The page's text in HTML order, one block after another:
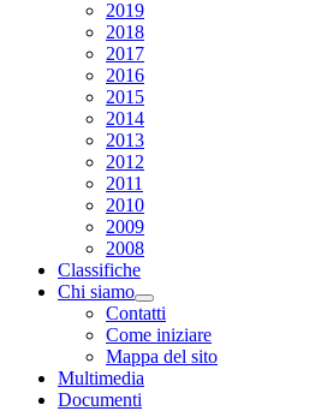
2019
2018
2017
2016
2015
2014
2013
2012
2011
2010
2009
2008
Classifiche
Chi siamo
Contatti
Come iniziare
Mappa del sito
Multimedia
Documenti